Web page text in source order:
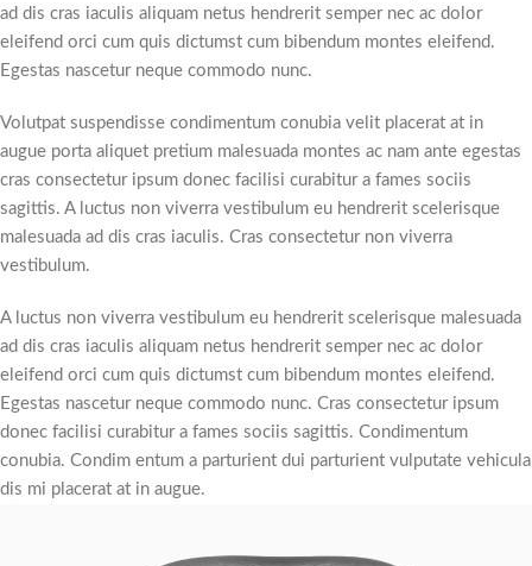
ad dis cras iaculis aliquam netus hendrerit semper nec ac dolor
eleifend orci cum quis dictumst cum bibendum montes eleifend.
Egestas nascetur neque commodo nunc.
Volutpat suspendisse condimentum conubia velit placerat at in
augue porta aliquet pretium malesuada montes ac nam ante egestas
cras consectetur ipsum donec facilisi curabitur a fames sociis
sagittis. A luctus non viverra vestibulum eu hendrerit scelerisque
malesuada ad dis cras iaculis. Cras consectetur non viverra
vestibulum.
A luctus non viverra vestibulum eu hendrerit scelerisque malesuada
ad dis cras iaculis aliquam netus hendrerit semper nec ac dolor
eleifend orci cum quis dictumst cum bibendum montes eleifend.
Egestas nascetur neque commodo nunc. Cras consectetur ipsum
donec facilisi curabitur a fames sociis sagittis. Condimentum
conubia. Condim entum a parturient dui parturient vulputate vehicula
dis mi placerat at in augue.